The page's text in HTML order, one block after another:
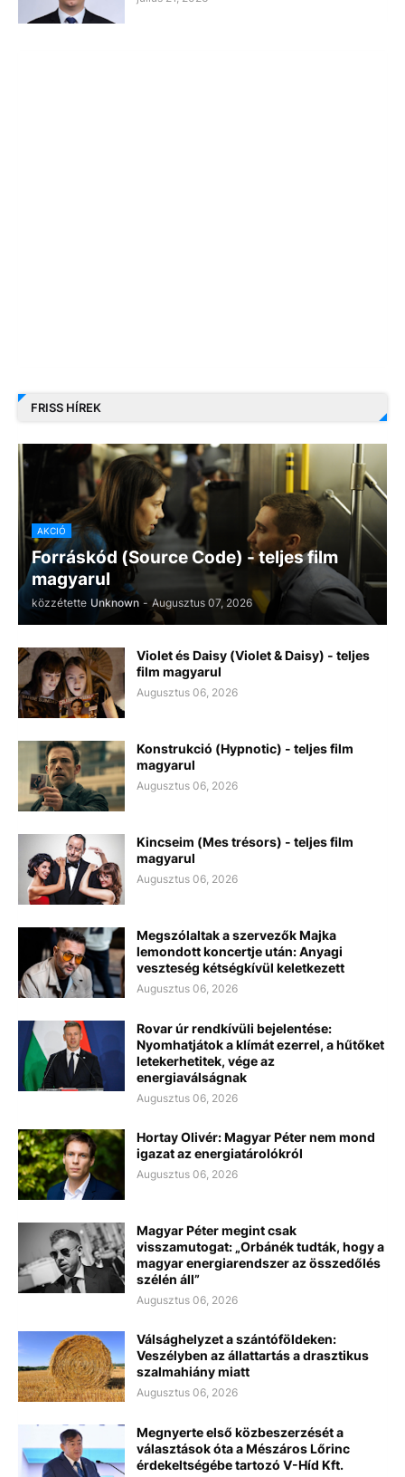
FRISS HÍREK
AKCIÓ
Forráskód (Source Code) - teljes film
magyarul
közzétette Unknown - Augusztus 07, 2026
Violet és Daisy (Violet & Daisy) - teljes
film magyarul
Augusztus 06, 2026
Konstrukció (Hypnotic) - teljes film
magyarul
Augusztus 06, 2026
Kincseim (Mes trésors) - teljes film
magyarul
Augusztus 06, 2026
Megszólaltak a szervezők Majka
lemondott koncertje után: Anyagi
veszteség kétségkívül keletkezett
Augusztus 06, 2026
Rovar úr rendkívüli bejelentése:
Nyomhatjátok a klímát ezerrel, a hűtőket
letekerhetitek, vége az
energiaválságnak
Augusztus 06, 2026
Hortay Olivér: Magyar Péter nem mond
igazat az energiatárolókról
Augusztus 06, 2026
Magyar Péter megint csak
visszamutogat: „Orbánék tudták, hogy a
magyar energiarendszer az összedőlés
szélén áll”
Augusztus 06, 2026
Válsághelyzet a szántóföldeken:
Veszélyben az állattartás a drasztikus
szalmahiány miatt
Augusztus 06, 2026
Megnyerte első közbeszerzését a
választások óta a Mészáros Lőrinc
érdekeltségébe tartozó V-Híd Kft.